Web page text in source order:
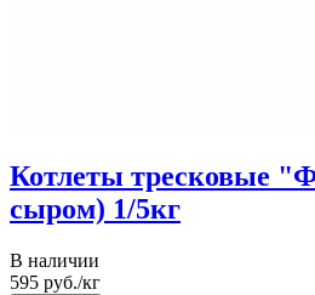
Котлеты тресковые
сыром) 1/5кг
В наличии
595 руб./кг